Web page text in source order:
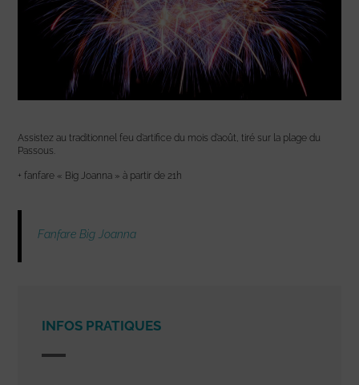
Assistez au traditionnel feu d’artifice du mois d’août, tiré sur la plage du
Passous.
+ fanfare « Big Joanna » à partir de 21h
Fanfare Big Joanna
INFOS PRATIQUES